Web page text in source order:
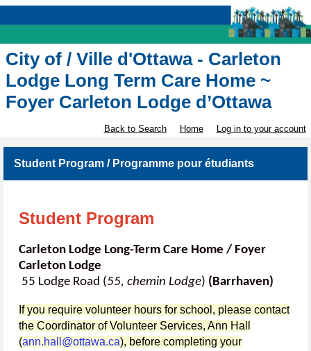
City of / Ville d'Ottawa - Carleton
Lodge Long Term Care Home ~
Foyer Carleton Lodge d’Ottawa
Back to Search Home Log in to your account
Student Program / Programme pour étudiants
Student Program
Carleton Lodge Long-Term Care Home / Foyer
Carleton Lodge
55 Lodge Road (55, chemin Lodge) (Barrhaven)
If you require volunteer hours for school, please contact
the Coordinator of Volunteer Services, Ann Hall
(ann.hall@ottawa.ca), before completing your